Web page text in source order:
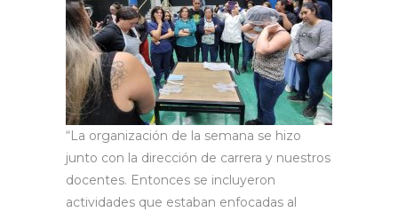
“La organización de la semana se hizo
junto con la dirección de carrera y nuestros
docentes. Entonces se incluyeron
actividades que estaban enfocadas al